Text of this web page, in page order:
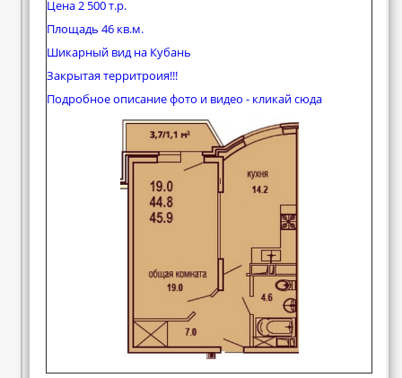
Цена 2 500 т.р.
Площадь 46 кв.м.
Шикарный вид на Кубань
Закрытая территроия!!!
Подробное описание фото и видео - кликай сюда